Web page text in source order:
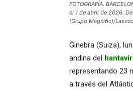
FOTOGRAFÍA.
el 1 de abril de 2026.
(Grupo Magnific)/
Ginebra (Suiza),
andina del
representando 23
a través del